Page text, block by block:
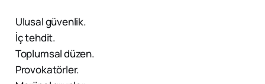
Ulusal güvenlik.
İç tehdit.
Toplumsal düzen.
Provokatörler.